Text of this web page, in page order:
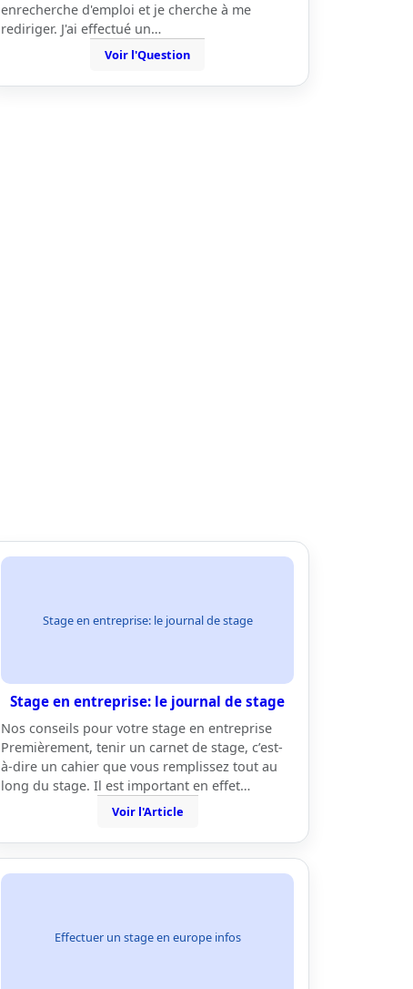
enrecherche d'emploi et je cherche à me
rediriger. J'ai effectué un…
Voir l'Question
Stage en entreprise: le journal de stage
Stage en entreprise: le journal de stage
Nos conseils pour votre stage en entreprise
Premièrement, tenir un carnet de stage, c’est-
à-dire un cahier que vous remplissez tout au
long du stage. Il est important en effet…
Voir l'Article
Effectuer un stage en europe infos